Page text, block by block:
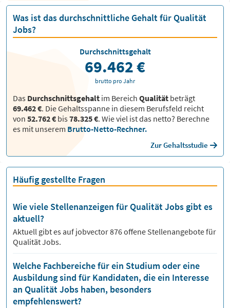
Was ist das durchschnittliche Gehalt für Qualität
Jobs?
Das Durchschnittsgehalt im Bereich Qualität beträgt
69.462 €. Die Gehaltsspanne in diesem Berufsfeld reicht
von 52.762 € bis78.325 €. Wie viel ist das netto? Berechne
es mit unserem Brutto-Netto-Rechner.
Zur Gehaltsstudie
Durchschnittsgehalt
69.462 €
brutto pro Jahr
Häufig gestellte Fragen
Wie viele Stellenanzeigen für Qualität Jobs gibt es
aktuell?
Aktuell gibt es auf jobvector876offene Stellenangebote für
Qualität Jobs.
Welche Fachbereiche für ein Studium oder eine
Ausbildung sind für Kandidaten, die ein Interesse
an Qualität Jobs haben, besonders
empfehlenswert?